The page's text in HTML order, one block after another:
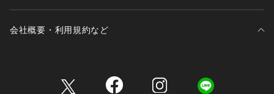
会社概要・利用規約など